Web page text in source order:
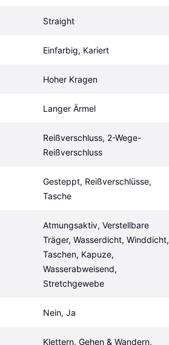
Straight
Einfarbig, Kariert
Hoher Kragen
Langer Ärmel
Reißverschluss, 2-Wege-
Reißverschluss
Gesteppt, Reißverschlüsse,
Tasche
Atmungsaktiv, Verstellbare
Träger, Wasserdicht, Winddicht,
Taschen, Kapuze,
Wasserabweisend,
Stretchgewebe
Nein, Ja
Klettern, Gehen & Wandern,